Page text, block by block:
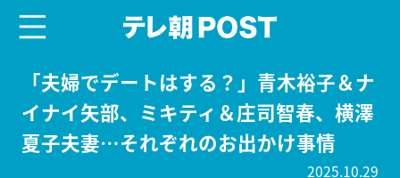
「夫婦でデートはする？」青木裕子＆ナ
イナイ矢部、ミキティ＆庄司智春、横澤
夏子夫妻…それぞれのお出かけ事情
2025.10.29